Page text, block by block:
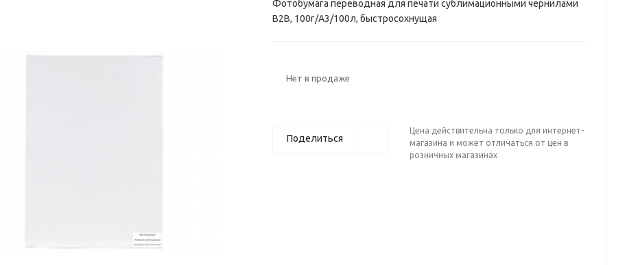
Фотобумага переводная для печати сублимационными чернилами
B2B, 100г/A3/100л, быстросохнущая
Нет в продаже
Поделиться
Цена действительна только для интернет-
магазина и может отличаться от цен в
розничных магазинах